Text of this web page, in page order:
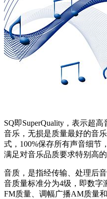
SQ即SuperQuality，表示超
音乐，无损是质量最好的音
式，100%保存所有声音细节
满足对音乐品质要求特别高的
音质，是指经传输、处理后
音质量标准分为4级，即数
FM质量、调幅广播AM质量